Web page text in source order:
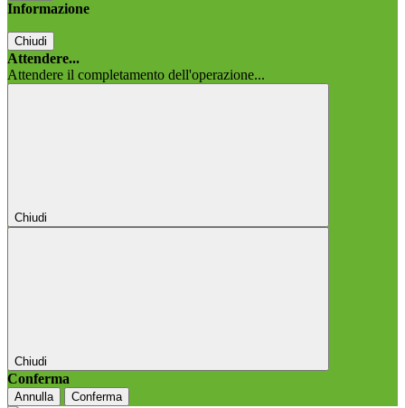
Informazione
Chiudi
Attendere...
Attendere il completamento dell'operazione...
Chiudi
Chiudi
Conferma
Annulla Conferma